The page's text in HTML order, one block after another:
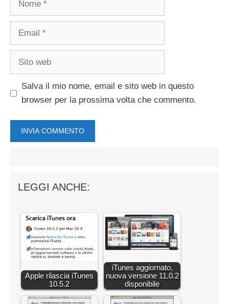
Email
Sito
Salva il mio nome, email e sito web in questo
browser per la prossima volta che commento.
LEGGI ANCHE:
Apple rilascia iTunes
10.5.2
iTunes aggiornato,
nuova versione 11.0.2
disponibile